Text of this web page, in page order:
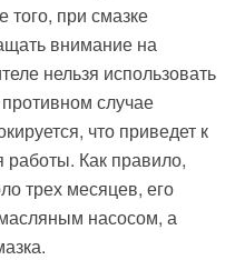
того, при смазке
внимание на
нельзя использовать
случае
что приведет к
работы. Как правило,
трех месяцев, его
насосом, а